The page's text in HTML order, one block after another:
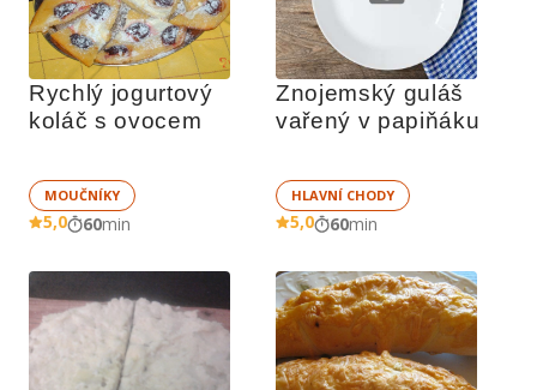
Rychlý jogurtový
koláč s ovocem
MOUČNÍKY
5,0 60min
Znojemský guláš
vařený v papiňáku
HLAVNÍ CHODY
5,0 60min